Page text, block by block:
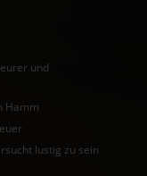
und
Hamm
lustig zu sein